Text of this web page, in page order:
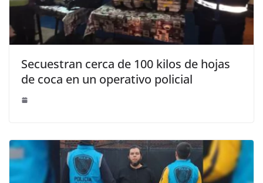
Secuestran cerca de 100 kilos de hojas
de coca en un operativo policial